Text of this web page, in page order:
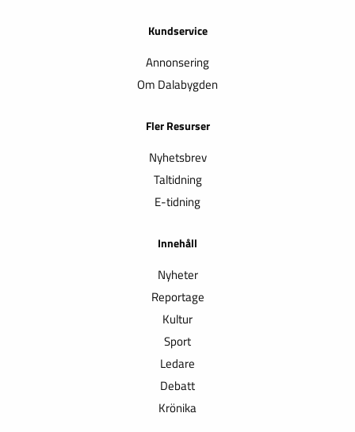
Kundservice
Annonsering
Om Dalabygden
Fler Resurser
Nyhetsbrev
Taltidning
E-tidning
Innehåll
Nyheter
Reportage
Kultur
Sport
Ledare
Debatt
Krönika